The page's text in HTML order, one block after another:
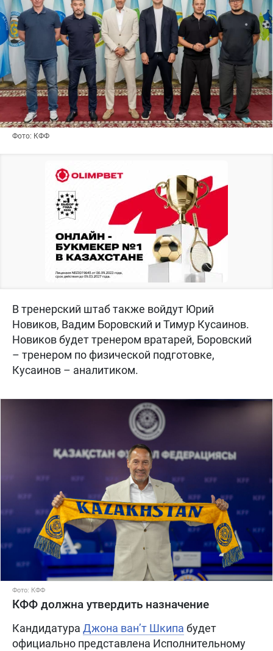
Фото: КФФ
В тренерский штаб также войдут Юрий
Новиков, Вадим Боровский и Тимур Кусаинов.
Новиков будет тренером вратарей, Боровский
– тренером по физической подготовке,
Кусаинов – аналитиком.
Фото: КФФ
КФФ должна утвердить назначение
Кандидатура Джона ван’т Шкипа будет
официально представлена Исполнительному